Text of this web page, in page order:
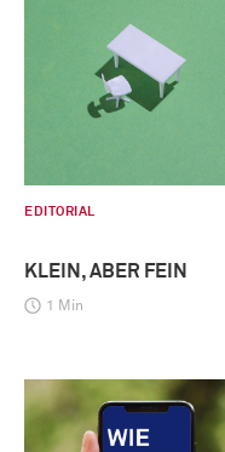
EDITORIAL
KLEIN, ABER FEIN
1 Min